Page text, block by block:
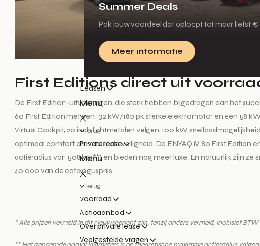
Summer Deals
Pak jouw voordeel dat oploopt tot maar liefst €
Meer informatie
Leasen
Menu
Terug
Private lease
Menu
Terug
Voorraad
Actieaanbod
Over private lease
Veelgestelde vragen
First Editions direct uit
De First Edition-uitvoeringen, die sterk hebben bijgedragen aan het
60 First Edition met een 132 kW/180 pk sterke elektromotor en een 58
Virtual Cockpit, 20 inch lichtmetalen velgen, 100 kW
optimaal comfort en maximale veiligheid. De ENYAQ iV 80 First
actieradius van 508 km**) en bieden nog meer luxe. En natuurlijk zijn ze
40.000 van de catalogusprijs.
* Alle prijzen vermeld in dit nieuwsbericht zijn, tenzij anders vermeld, inclusief
** Het genoemde aantal kilometers is de theoretische maximale actieradius